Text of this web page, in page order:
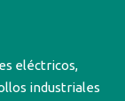
eléctricos,
industriales